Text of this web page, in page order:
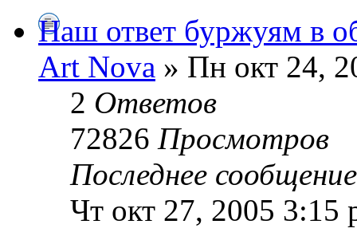
Наш ответ буржуям в
Art Nova » Пн окт 24,
2 Ответов
72826 Просмотров
Последнее
Чт окт 27, 2005 3:15